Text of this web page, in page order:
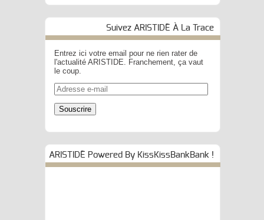
Suivez ARISTIDE À La Trace
Entrez ici votre email pour ne rien rater de
l'actualité ARISTIDE. Franchement, ça vaut
le coup.
Adresse
e-
mail
Souscrire
ARISTIDE Powered By KissKissBankBank !